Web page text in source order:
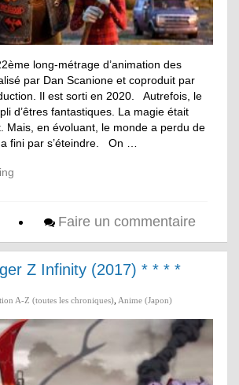
long-métrage d’animation des
par Dan Scanione et coproduit par
Il est sorti en 2020. Autrefois, le
d’êtres fantastiques. La magie était
Mais, en évoluant, le monde a perdu de
fini par s’éteindre. On …
Faire un commentaire
Z Infinity (2017) * * * *
A-Z (toutes les chroniques) Anime (Japon)